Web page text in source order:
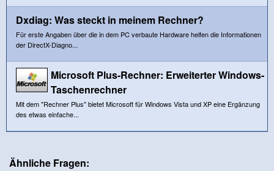
Dxdiag: Was steckt in meinem Rechner?
Für erste Angaben über die in dem PC verbaute Hardware helfen die Informationen
der DirectX-Diagno...
Microsoft Plus-Rechner: Erweiterter Windows-
Taschenrechner
Mit dem "Rechner Plus" bietet Microsoft für Windows Vista und XP eine Ergänzung
des etwas einfache...
Ähnliche Fragen: